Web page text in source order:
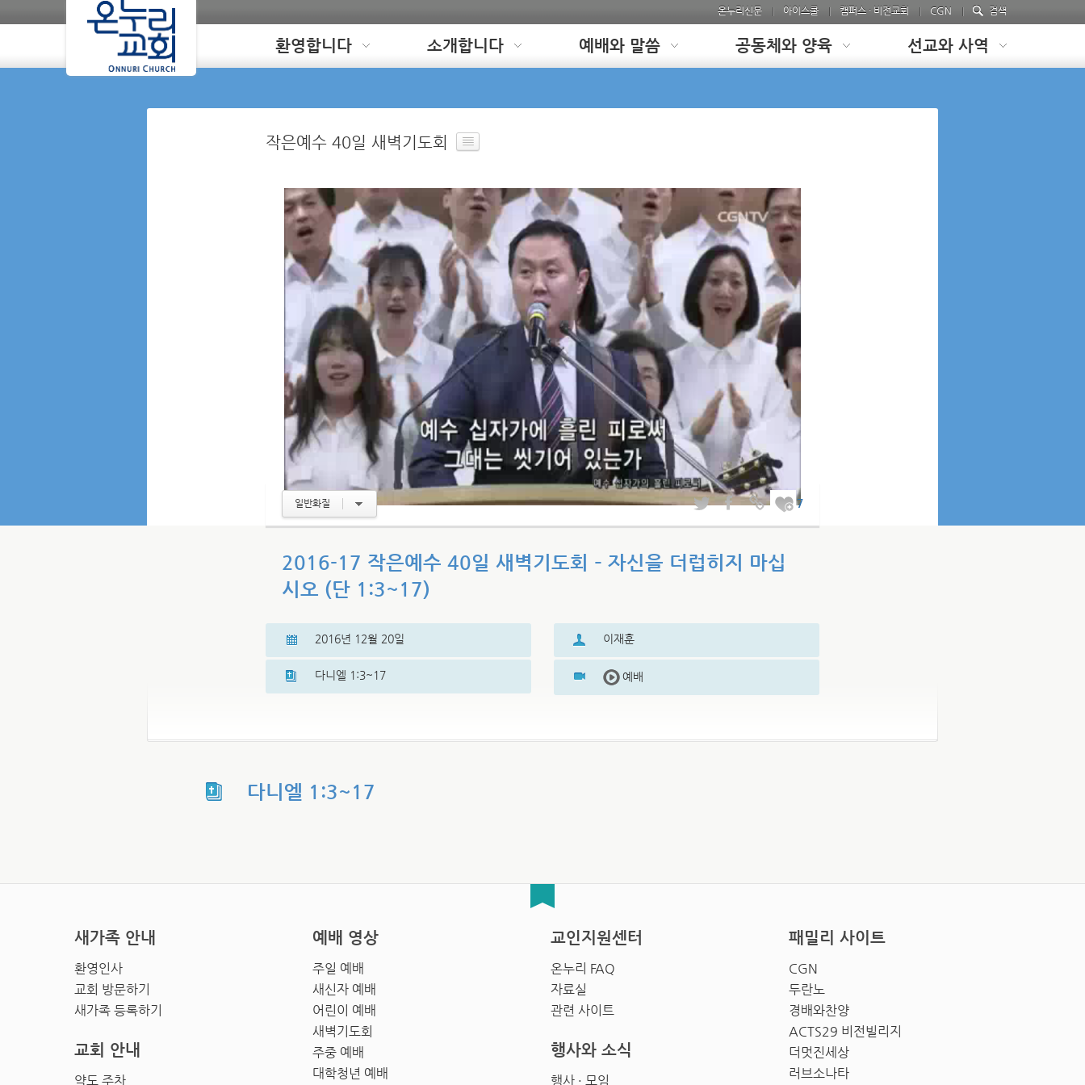
온누리신문 아이스쿨 캠퍼스 · 비전교회 CGN 검색
Loading 환영합니다 소개합니다 예배와 말씀 공동체와 양육 선교와 사역
작은예수 40일 새벽기도회
일반화질 7
2016-17 작은예수 40일 새벽기도회 – 자신을 더럽히지 마십
시오 (단 1:3~17)
2016년 12월 20일 이재훈
다니엘 1:3~17 예배
다니엘 1:3~17
새가족 안내
환영인사
교회 방문하기
새가족 등록하기
예배 영상
주일 예배
새신자 예배
어린이 예배
새벽기도회
주중 예배
대학청년 예배
교인지원센터
온누리 FAQ
자료실
관련 사이트
패밀리 사이트
CGN
두란노
경배와찬양
ACTS29 비전빌리지
더멋진세상
러브소나타
교회 안내
약도 주차
행사와 소식
행사 · 모임